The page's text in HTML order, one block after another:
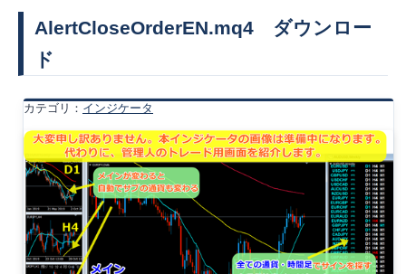
AlertCloseOrderEN.mq4 ダウンロー
ド
カテゴリ： インジケータ